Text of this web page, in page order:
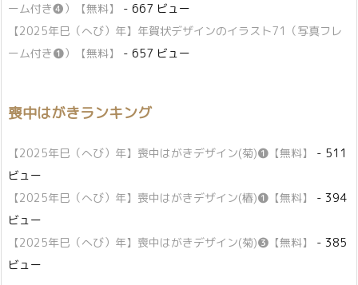
ーム付き❹）【無料】
- 667 ビュー
【2025年巳（へび）年】年賀状デザインのイラスト71（写真フレ
ーム付き❶）【無料】
- 657 ビュー
喪中はがきランキング
【2025年巳（へび）年】喪中はがきデザイン(菊)❶【無料】
- 511
ビュー
【2025年巳（へび）年】喪中はがきデザイン(椿)❶【無料】
- 394
ビュー
【2025年巳（へび）年】喪中はがきデザイン(菊)❸【無料】
- 385
ビュー